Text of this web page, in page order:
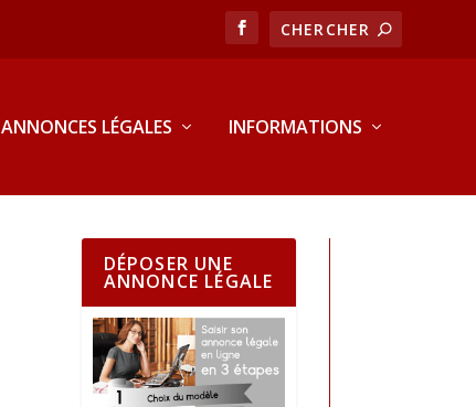
ANNONCES LÉGALES INFORMATIONS
DÉPOSER UNE
ANNONCE LÉGALE